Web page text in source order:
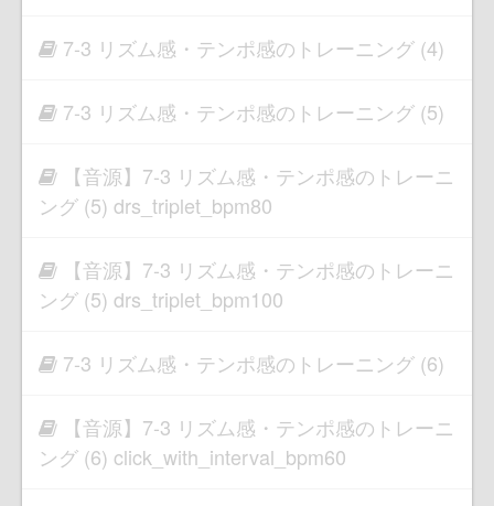
7-3 リズム感・テンポ感のトレーニング (4)
7-3 リズム感・テンポ感のトレーニング (5)
【音源】7-3 リズム感・テンポ感のトレーニ
ング (5) drs_triplet_bpm80
【音源】7-3 リズム感・テンポ感のトレーニ
ング (5) drs_triplet_bpm100
7-3 リズム感・テンポ感のトレーニング (6)
【音源】7-3 リズム感・テンポ感のトレーニ
ング (6) click_with_interval_bpm60